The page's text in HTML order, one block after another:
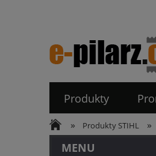
Produkty
» Produkty STIHL »
MENU